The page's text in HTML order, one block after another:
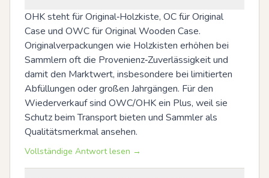
OHK steht für Original‑Holzkiste, OC für Original
Case und OWC für Original Wooden Case.
Originalverpackungen wie Holzkisten erhöhen bei
Sammlern oft die Provenienz‑Zuverlässigkeit und
damit den Marktwert, insbesondere bei limitierten
Abfüllungen oder großen Jahrgängen. Für den
Wiederverkauf sind OWC/OHK ein Plus, weil sie
Schutz beim Transport bieten und Sammler als
Qualitätsmerkmal ansehen.
Vollständige Antwort lesen →